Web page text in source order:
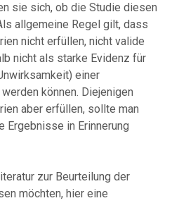
sie sich, ob die Studie diesen
allgemeine Regel gilt, dass
nicht erfüllen, nicht valide
nicht als starke Evidenz für
einer
können. Diejenigen
aber erfüllen, sollte man
Ergebnisse in Erinnerung
zur Beurteilung der
möchten, hier eine